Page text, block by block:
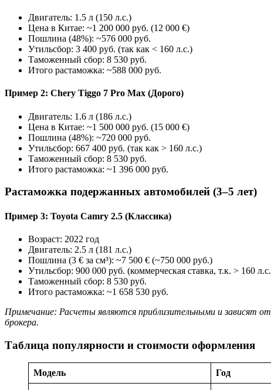
Двигатель: 1.5 л (150 л.с.)
Цена в Китае: ~1 200 000 руб. (12 000 €)
Пошлина (48%): ~576 000 руб.
Утильсбор: 3 400 руб. (так как < 160 л.с.)
Таможенный сбор: 8 530 руб.
Итого растаможка: ~588 000 руб.
Пример 2: Chery Tiggo 7 Pro Max (Дорого)
Двигатель: 1.6 л (186 л.с.)
Цена в Китае: ~1 500 000 руб. (15 000 €)
Пошлина (48%): ~720 000 руб.
Утильсбор: 667 400 руб. (так как > 160 л.с.)
Таможенный сбор: 8 530 руб.
Итого растаможка: ~1 396 000 руб.
Растаможка подержанных автомобилей (3–5 лет)
Пример 3: Toyota Camry 2.5 (Классика)
Возраст: 2022 год
Двигатель: 2.5 л (181 л.с.)
Пошлина (3 € за см³): ~7 500 € (~750 000 руб.)
Утильсбор: 900 000 руб. (коммерческая ставка, т.к. > 160
Таможенный сбор: 8 530 руб.
Итого растаможка: ~1 658 530 руб.
Примечание: Расчеты являются приблизительными и зависят
брокера.
Таблица популярности и стоимости оформления
Модель Год